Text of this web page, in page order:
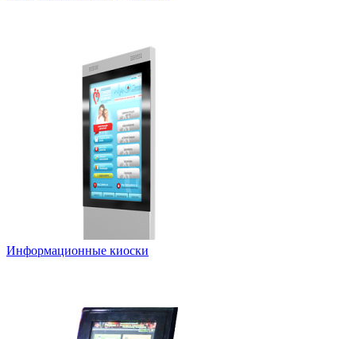
Информационные киоски